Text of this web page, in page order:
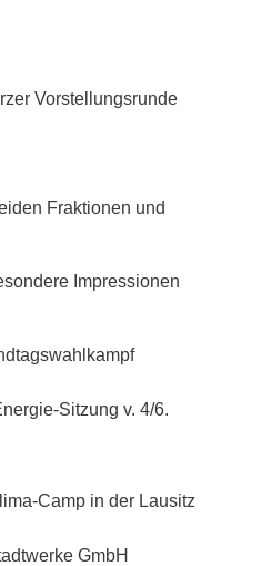
Vorstellungsrunde
Fraktionen und
Impressionen
Sitzung v. 4/6.
Camp in der Lausitz
GmbH